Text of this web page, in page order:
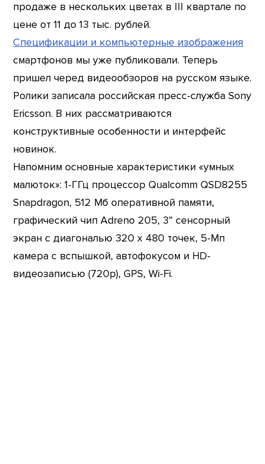
продаже в нескольких цветах в III квартале по
цене от 11 до 13 тыс. рублей.
Спецификации и компьютерные изображения
смартфонов мы уже публиковали. Теперь
пришел черед видеообзоров на русском языке.
Ролики записала российская пресс-служба Sony
Ericsson. В них рассматриваются
конструктивные особенности и интерфейс
новинок.
Напомним основные характеристики «умных
малюток»: 1-ГГц процессор Qualcomm QSD8255
Snapdragon, 512 Мб оперативной памяти,
графический чип Adreno 205, 3” сенсорный
экран с диагональю 320 х 480 точек, 5-Мп
камера с вспышкой, автофокусом и HD-
видеозаписью (720p), GPS, Wi-Fi.